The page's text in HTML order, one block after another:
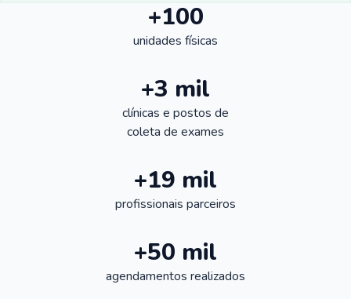
+100
unidades físicas
+3 mil
clínicas e postos de
coleta de exames
+19 mil
profissionais parceiros
+50 mil
agendamentos realizados